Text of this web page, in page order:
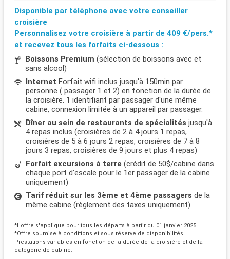
Disponible par téléphone avec votre conseiller
croisière
Personnalisez votre croisière à partir de 409 €/pers.*
et recevez tous les forfaits ci-dessous :
Boissons Premium (sélection de boissons avec et
sans alcool)
Internet Forfait wifi inclus jusqu'à 150min par
personne ( passager 1 et 2) en fonction de la durée de
la croisière. 1 identifiant par passager d'une même
cabine, connexion limitée à un appareil par passager.
Dîner au sein de restaurants de spécialités jusqu'à
4 repas inclus (croisières de 2 à 4 jours 1 repas,
croisières de 5 à 6 jours 2 repas, croisières de 7 à 8
jours 3 repas, croisières de 9 jours et plus 4 repas)
Forfait excursions à terre (crédit de 50$/cabine dans
chaque port d'escale pour le 1er passager de la cabine
uniquement)
Tarif réduit sur les 3ème et 4ème passagers de la
même cabine (règlement des taxes uniquement)
*L'offre s'applique pour tous les départs à partir du 01 janvier 2025.
*Offre soumise à conditions et sous réserve de disponibilités.
Prestations variables en fonction de la durée de la croisière et de la
catégorie de cabine.